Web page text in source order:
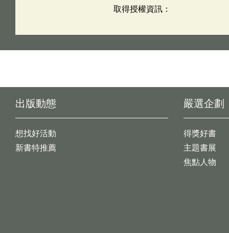
取得授權資訊：
出版動態
想找好活動
新書特推薦
嚴選企劃
得獎好書
主題書展
焦點人物